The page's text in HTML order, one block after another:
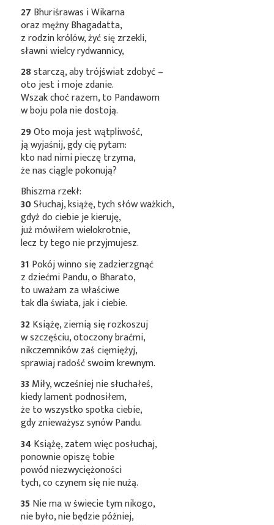
27 Bhuriśrawas i Wikarna
oraz mężny Bhagadatta,
z rodzin królów, żyć się zrzekli,
sławni wielcy rydwannicy,
28starczą, aby trójświat zdobyć –
oto jest i moje zdanie.
Wszak choć razem, to Pandawom
w boju pola nie dostoją.
29Oto moja jest wątpliwość,
ją wyjaśnij, gdy cię pytam:
kto nad nimi pieczę trzyma,
że nas ciągle pokonują?
Bhiszma rzekł:
30Słuchaj, książę, tych słów ważkich,
gdyż do ciebie je kieruję,
już mówiłem wielokrotnie,
lecz ty tego nie przyjmujesz.
31 Pokój winno się zadzierzgnąć
z dziećmi Pandu, o Bharato,
to uważam za właściwe
tak dla świata, jak i ciebie.
32Książę, ziemią się rozkoszuj
w szczęściu, otoczony braćmi,
nikczemników zaś cięmiężyj,
sprawiaj radość swoim krewnym.
33Miły, wcześniej nie słuchałeś,
kiedy lament podnosiłem,
że to wszystko spotka ciebie,
gdy znieważysz synów Pandu.
34 Książę, zatem więc posłuchaj,
ponownie opiszę tobie
powód niezwyciężoności
tych, co czynem się nie nużą.
35Nie ma w świecie tym nikogo,
nie było, nie będzie później,